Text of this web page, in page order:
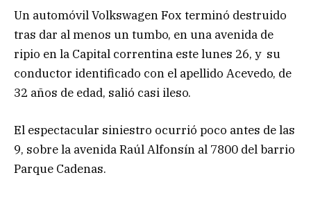
Un automóvil Volkswagen Fox terminó destruido
tras dar al menos un tumbo, en una avenida de
ripio en la Capital correntina este lunes 26, y su
conductor identificado con el apellido Acevedo, de
32 años de edad, salió casi ileso.
El espectacular siniestro ocurrió poco antes de las
9, sobre la avenida Raúl Alfonsín al 7800 del barrio
Parque Cadenas.